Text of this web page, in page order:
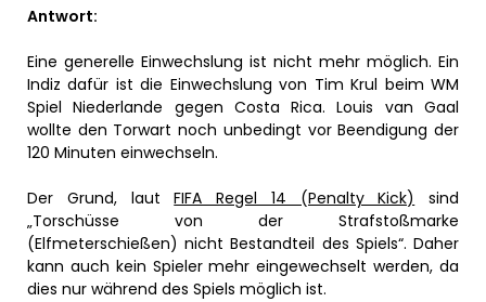
Antwort:
Eine generelle Einwechslung ist nicht mehr möglich. Ein
Indiz dafür ist die Einwechslung von Tim Krul beim WM
Spiel Niederlande gegen Costa Rica. Louis van Gaal
wollte den Torwart noch unbedingt vor Beendigung der
120 Minuten einwechseln.
Der Grund, lautFIFA Regel 14 (Penalty Kick)
sind
„Torschüsse von der Strafstoßmarke
(Elfmeterschießen) nicht Bestandteil des Spiels“. Daher
kann auch kein Spieler mehr eingewechselt werden, da
dies nur während des Spiels möglich ist.